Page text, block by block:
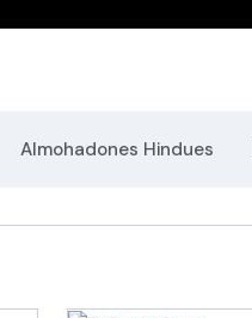
Almohadones Hindues